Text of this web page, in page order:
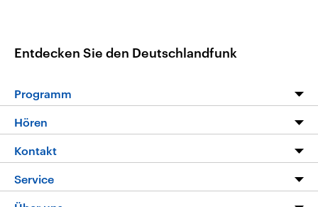
Entdecken Sie den Deutschlandfunk
Programm
Programm
Die Nachrichten
Nachrichtenleicht
Hören
Livestream
Podcasts
Kontakt
Hörerservice
Service
FAQ